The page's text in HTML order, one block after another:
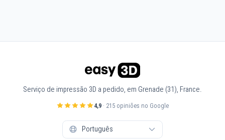
Serviço de impressão 3D a pedido, em Grenade (31), France.
4,9· 215 opiniões no Google